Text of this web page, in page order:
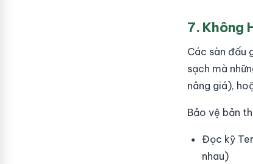
7. Không
Các sàn đấu
sạch mà
nâng giá),
Bảo vệ bản
Đọc kỹ
nhau)